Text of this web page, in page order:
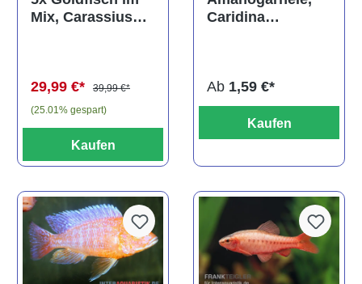
Mix, Carassius
29,99 €*
39,99 €*
(25.01% gespart)
Kaufen
Caridina
Ab 1,59 €*
Kaufen